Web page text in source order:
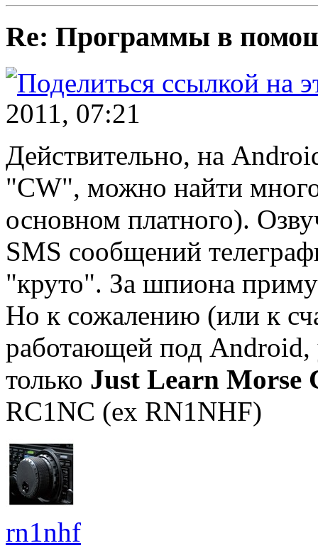
Re: Программы в
2011, 07:21
Действительно, на
"CW", можно найти
основном платного).
SMS сообщений
"круто". За шпиона
Но к сожалению (или к
работающей под Android,
только Just Learn Morse
RC1NC (ex RN1NHF)
rn1nhf